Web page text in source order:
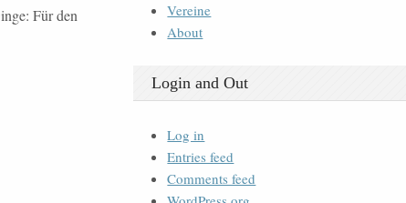
Für den
Vereine
About
Login and Out
Log in
Entries feed
Comments feed